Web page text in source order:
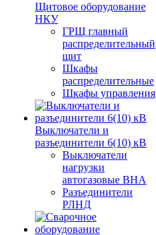
Щитовое оборудование
НКУ
ГРЩ главный
распределительный
щит
Шкафы
распределительные
Шкафы управления
Выключатели и
разъединители 6(10) кВ
Выключатели
нагрузки
автогазовые ВНА
Разъединители
РЛНД